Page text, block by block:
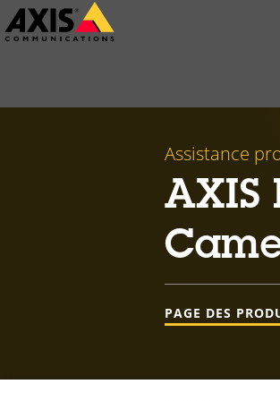
Passer
au
Assistance
AXIS
PAGE DES